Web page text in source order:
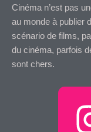
Cinéma n’est pas
au monde à publier
scénario de films,
du cinéma, parfois
sont chers.